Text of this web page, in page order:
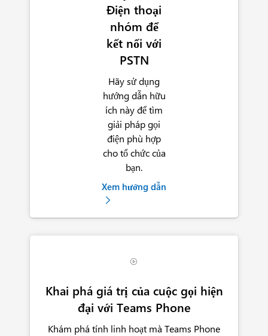
Điện thoại
nhóm để
kết nối với
PSTN
Hãy sử dụng
hướng dẫn hữu
ích này để tìm
giải pháp gọi
điện phù hợp
cho tổ chức của
bạn.
Xem hướng dẫn

Khai phá giá trị của cuộc gọi hiện
đại với Teams Phone
Khám phá tính linh hoạt mà Teams Phone